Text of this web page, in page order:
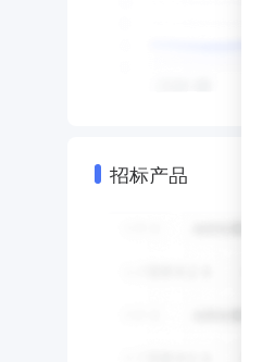
招标产品